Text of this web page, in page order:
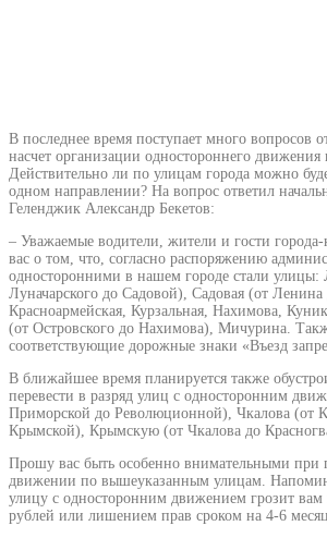
В последнее время поступает много вопросов
насчет организации одностороннего движения
Действительно ли по улицам города можно
одном направлении? На вопрос ответил
Геленджик Александр Бекетов:
– Уважаемые водители, жители и гости
вас о том, что, согласно распоряжению
односторонними в нашем городе стали улицы:
Луначарского до Садовой), Садовая (от Ленина
Красноармейская, Курзальная, Нахимова,
(от Островского до Нахимова), Мичурина.
соответствующие дорожные знаки «Въезд
В ближайшее время планируется также
перевести в разряд улиц с односторонним
Приморской до Революционной), Чкалова (от
Крымской), Крымскую (от Чкалова до
Прошу вас быть особенно внимательными при
движении по вышеуказанным улицам.
улицу с односторонним движением грозит
рублей или лишением прав сроком на 4-6